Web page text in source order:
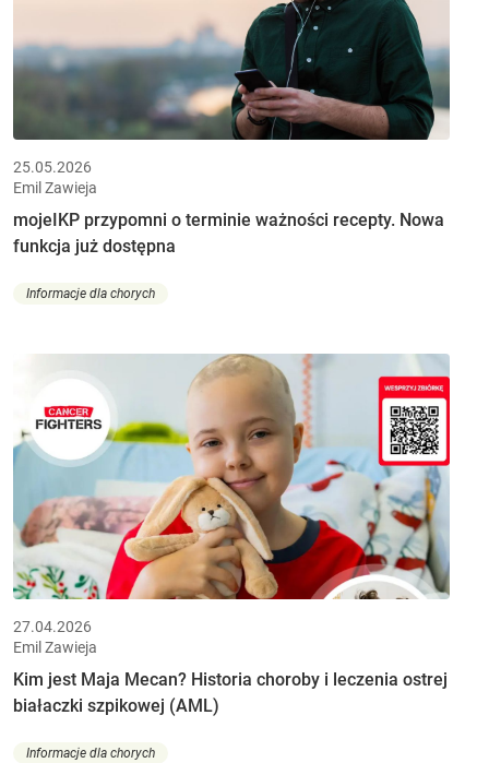
25.05.2026
Emil Zawieja
mojeIKP przypomni o terminie ważności recepty. Nowa
funkcja już dostępna
Informacje dla chorych
27.04.2026
Emil Zawieja
Kim jest Maja Mecan? Historia choroby i leczenia ostrej
białaczki szpikowej (AML)
Informacje dla chorych